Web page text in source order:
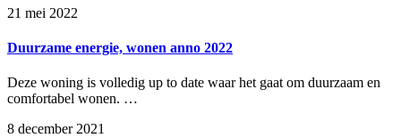
21 mei 2022
Duurzame energie, wonen anno 2022
Deze woning is volledig up to date waar het gaat om duurzaam en
comfortabel wonen. …
8 december 2021